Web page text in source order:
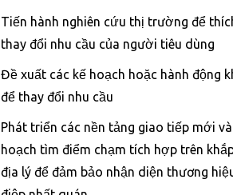
Tiến hành nghiên cứu thị trường để
thay đổi nhu cầu của người tiêu dùng
Đề xuất các kế hoạch hoặc hành động
để thay đổi nhu cầu
Phát triển các nền tảng giao tiếp mới
hoạch tìm điểm chạm tích hợp trên
địa lý để đảm bảo nhận diện thương